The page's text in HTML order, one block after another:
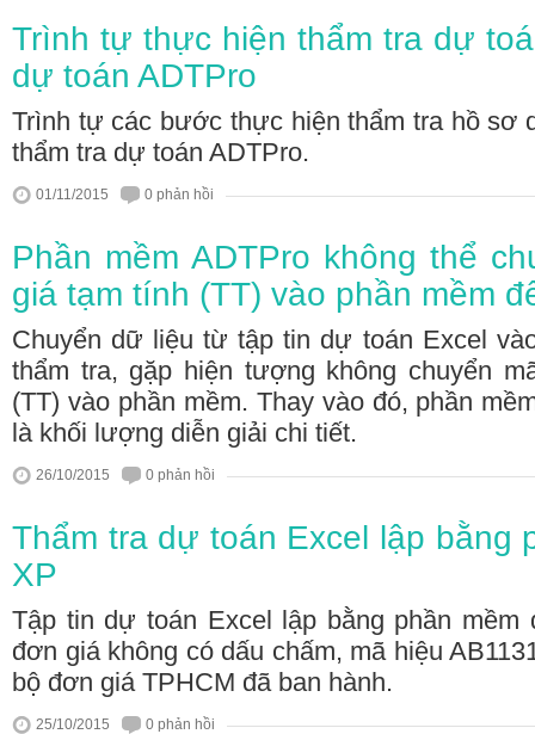
Trình tự thực hiện thẩm tra dự
dự toán ADTPro
Trình tự các bước thực hiện thẩm tra hồ sơ
thẩm tra dự toán ADTPro.
01/11/2015 0 phản hồi
Phần mềm ADTPro không thể
giá tạm tính (TT) vào phần mềm
Chuyển dữ liệu từ tập tin dự toán Excel
thẩm tra, gặp hiện tượng không chuyển
(TT) vào phần mềm. Thay vào đó, phần
là khối lượng diễn giải chi tiết.
26/10/2015 0 phản hồi
Thẩm tra dự toán Excel lập bằng
XP
Tập tin dự toán Excel lập bằng phần
đơn giá không có dấu chấm, mã hiệu
bộ đơn giá TPHCM đã ban hành.
25/10/2015 0 phản hồi